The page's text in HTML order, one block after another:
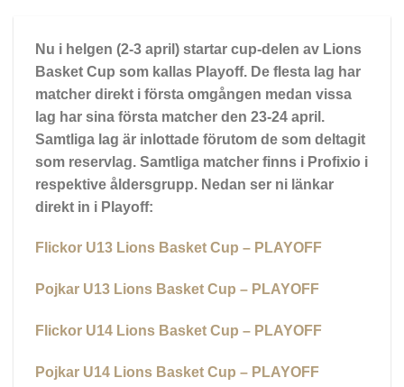
Nu i helgen (2-3 april) startar cup-delen av Lions
Basket Cup som kallas Playoff. De flesta lag har
matcher direkt i första omgången medan vissa
lag har sina första matcher den 23-24 april.
Samtliga lag är inlottade förutom de som deltagit
som reservlag. Samtliga matcher finns i Profixio i
respektive åldersgrupp. Nedan ser ni länkar
direkt in i Playoff:
Flickor U13 Lions Basket Cup – PLAYOFF
Pojkar U13 Lions Basket Cup – PLAYOFF
Flickor U14 Lions Basket Cup – PLAYOFF
Pojkar U14 Lions Basket Cup – PLAYOFF